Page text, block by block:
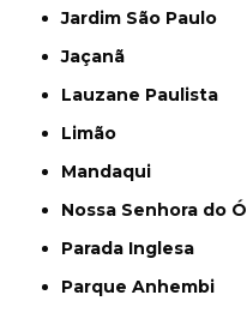
Jardim São Paulo
Jaçanã
Lauzane Paulista
Limão
Mandaqui
Nossa Senhora do Ó
Parada Inglesa
Parque Anhembi